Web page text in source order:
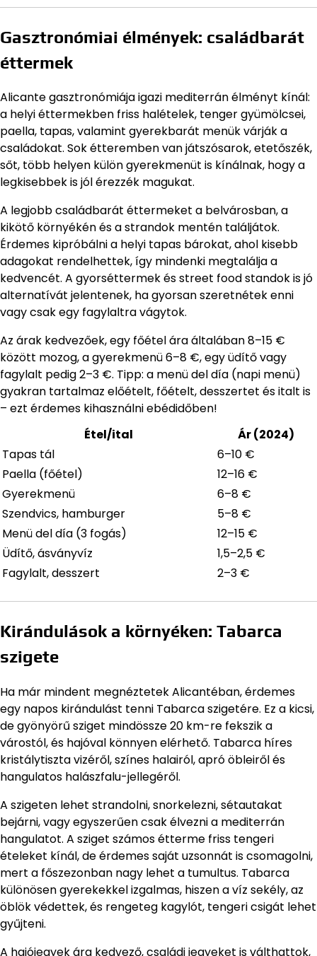
Gasztronómiai élmények: családbarát
éttermek
Alicante gasztronómiája igazi mediterrán élményt kínál:
a helyi éttermekben friss halételek, tenger gyümölcsei,
paella, tapas, valamint gyerekbarát menük várják a
családokat. Sok étteremben van játszósarok, etetőszék,
sőt, több helyen külön gyerekmenüt is kínálnak, hogy a
legkisebbek is jól érezzék magukat.
A legjobb családbarát éttermeket a belvárosban, a
kikötő környékén és a strandok mentén találjátok.
Érdemes kipróbálni a helyi tapas bárokat, ahol kisebb
adagokat rendelhettek, így mindenki megtalálja a
kedvencét. A gyorséttermek és street food standok is jó
alternatívát jelentenek, ha gyorsan szeretnétek enni
vagy csak egy fagylaltra vágytok.
Az árak kedvezőek, egy főétel ára általában 8–15 €
között mozog, a gyerekmenü 6–8 €, egy üdítő vagy
fagylalt pedig 2–3 €. Tipp: a menü del día (napi menü)
gyakran tartalmaz előételt, főételt, desszertet és italt is
– ezt érdemes kihasználni ebédidőben!
Étel/ital
Ár (2024)
Tapas tál
6–10 €
Paella (főétel)
12–16 €
Gyerekmenü
6–8 €
Szendvics, hamburger
5–8 €
Menü del día (3 fogás)
12–15 €
Üdítő, ásványvíz
1,5–2,5 €
Fagylalt, desszert
2–3 €
Kirándulások a környéken: Tabarca
szigete
Ha már mindent megnéztetek Alicantéban, érdemes
egy napos kirándulást tenni Tabarca szigetére. Ez a kicsi,
de gyönyörű sziget mindössze 20 km-re fekszik a
várostól, és hajóval könnyen elérhető. Tabarca híres
kristálytiszta vizéről, színes halairól, apró öbleiről és
hangulatos halászfalu-jellegéről.
A szigeten lehet strandolni, snorkelezni, sétautakat
bejárni, vagy egyszerűen csak élvezni a mediterrán
hangulatot. A sziget számos étterme friss tengeri
ételeket kínál, de érdemes saját uzsonnát is csomagolni,
mert a főszezonban nagy lehet a tumultus. Tabarca
különösen gyerekekkel izgalmas, hiszen a víz sekély, az
öblök védettek, és rengeteg kagylót, tengeri csigát lehet
gyűjteni.
A hajójegyek ára kedvező, családi jegyeket is válthattok,